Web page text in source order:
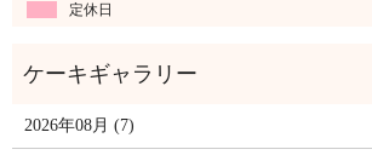
定休日
2026年08月 (7)